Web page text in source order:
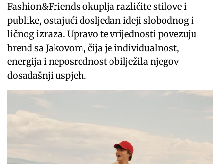
Fashion&Friends okuplja različite stilove i
publike, ostajući dosljedan ideji slobodnog i
ličnog izraza. Upravo te vrijednosti povezuju
brend sa Jakovom, čija je individualnost,
energija i neposrednost obilježila njegov
dosadašnji uspjeh.